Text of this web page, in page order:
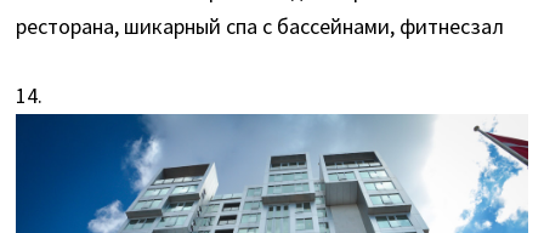
ресторана, шикарный спа с бассейнами, фитнесзал
14.